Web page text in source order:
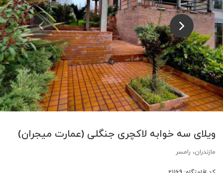
ویلای سه خوابه لاکچری جنگلی (عمارت میجران)
مازندران، رامسر